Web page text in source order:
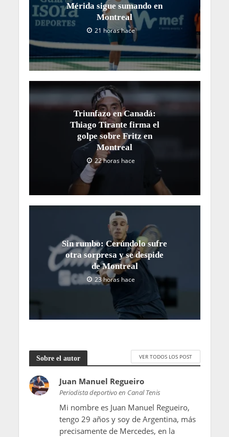
Mérida sigue sumando en
Montreal
21 horas hace
Triunfazo en Canadá:
Thiago Tirante firma el
golpe sobre Fritz en
Montreal
22 horas hace
Sin rumbo: Cerúndolo sufre
otra sorpresa y se despide
de Montreal
23 horas hace
Sobre el autor VER TODOS LOS POST
Juan Manuel Regueiro
Periodista deportivo en Canal Tenis
Mi nombre es Juan Manuel Regueiro,
tengo 29 años y soy de Argentina, más
precisamente de Mercedes, en la